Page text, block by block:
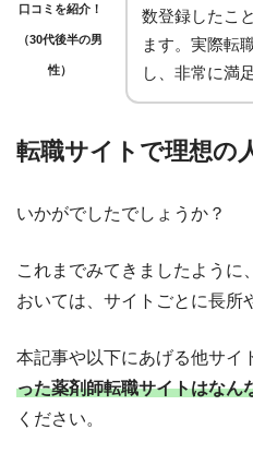
口コミを紹介！
（30代後半の男
性）
数登録したこ
ます。実際転
し、非常に満
転職サイトで理想の
いかがでしたでしょうか？
これまでみてきましたように
おいては、サイトごとに長所
本記事や以下にあげる他サイ
った薬剤師転職サイトはなん
ください。